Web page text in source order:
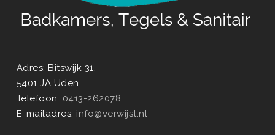
Adres: Bitswijk 31,
5401 JA Uden
Telefoon: 0413-262078
E-mailadres: info@verwijst.nl